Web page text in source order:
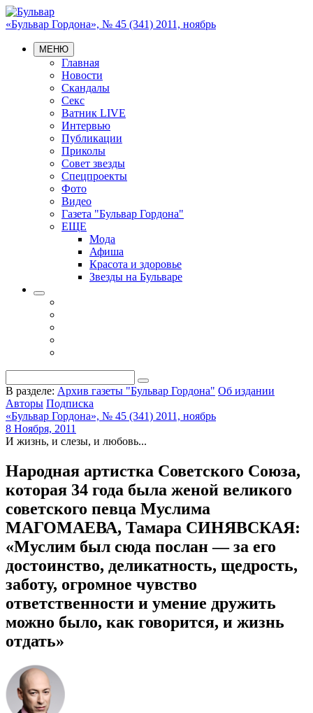
«Бульвар Гордона», № 45 (341) 2011, ноябрь
МЕНЮ
Главная
Новости
Скандалы
Секс
Ватник LIVE
Интервью
Публикации
Приколы
Совет звезды
Спецпроекты
Фото
Видео
Газета "Бульвар Гордона"
ЕЩЕ
Мода
Афиша
Красота и здоровье
Звезды на Бульваре
В разделе: Архив газеты "Бульвар Гордона" Об издании
Авторы Подписка
«Бульвар Гордона», № 45 (341) 2011, ноябрь
8 Ноября, 2011
И жизнь, и слезы, и любовь...
Народная артистка Советского Союза,
которая 34 года была женой великого
советского певца Муслима
МАГОМАЕВА, Тамара СИНЯВСКАЯ:
«Муслим был сюда послан — за его
достоинство, деликатность, щедрость,
заботу, огромное чувство
ответственности и умение дружить
можно было, как говорится, и жизнь
отдать»